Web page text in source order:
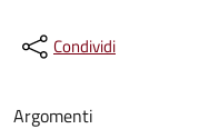
Condividi
Argomenti